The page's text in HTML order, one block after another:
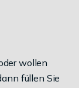
wollen
füllen Sie